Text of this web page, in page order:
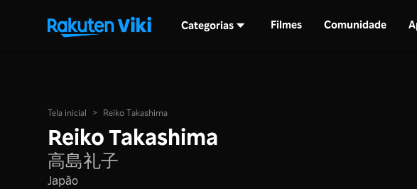
Categorias Filmes Comunidade
Tela inicial > Reiko Takashima
Reiko Takashima
高島礼子
Japão